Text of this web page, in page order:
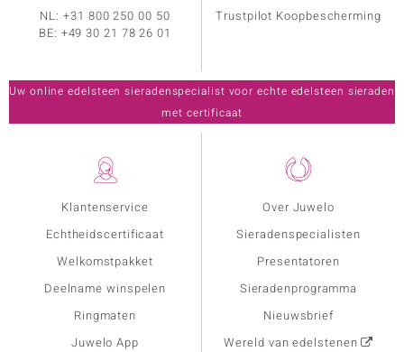
Klantenservice
Echtheidscertificaat
Welkomstpakket
Deelname winspelen
Ringmaten
Juwelo App
Over Juwelo
Sieradenspecialisten
Presentatoren
Sieradenprogramma
Nieuwsbrief
Wereld van edelstenen
NL:+31 800 250 00 50
BE: +49 30 21 78 26 01
Trustpilot Koopbescherming
Uw online edelsteen sieradenspecialist voor echte edelsteen sieraden
met certificaat